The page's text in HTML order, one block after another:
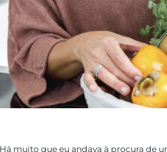
Há muito que eu andava à procura de